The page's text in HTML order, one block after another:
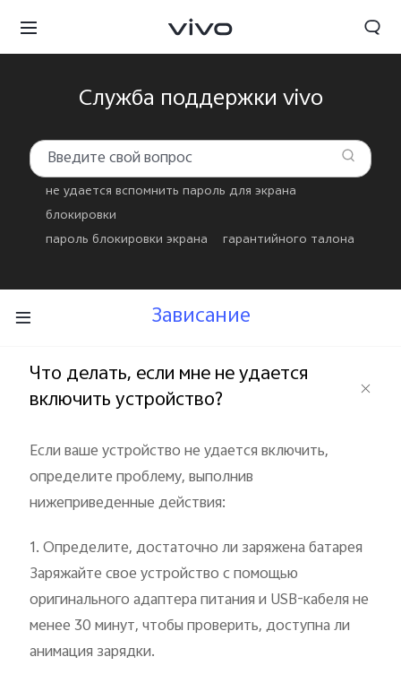
Служба поддержки vivo
не удается вспомнить пароль для экрана
блокировки
пароль блокировки экрана
гарантийного талона
Зависание
Что делать, если мне не удается
включить устройство?
Если ваше устройство не удается включить,
определите проблему, выполнив
нижеприведенные действия:
1. Определите, достаточно ли заряжена батарея
Заряжайте свое устройство с помощью
оригинального адаптера питания и USB-кабеля не
менее 30 минут, чтобы проверить, доступна ли
анимация зарядки.